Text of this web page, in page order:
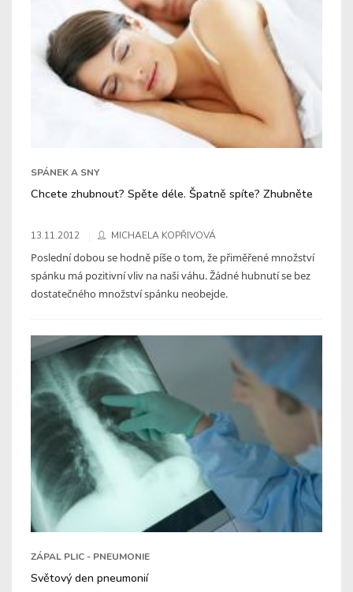
SPÁNEK A SNY
Chcete zhubnout? Spěte déle. Špatně spíte? Zhubněte
13.11.2012 MICHAELA KOPŘIVOVÁ
Poslední dobou se hodně píše o tom, že přiměřené množství
spánku má pozitivní vliv na naši váhu. Žádné hubnutí se bez
dostatečného množství spánku neobejde.
ZÁPAL PLIC - PNEUMONIE
Světový den pneumonií